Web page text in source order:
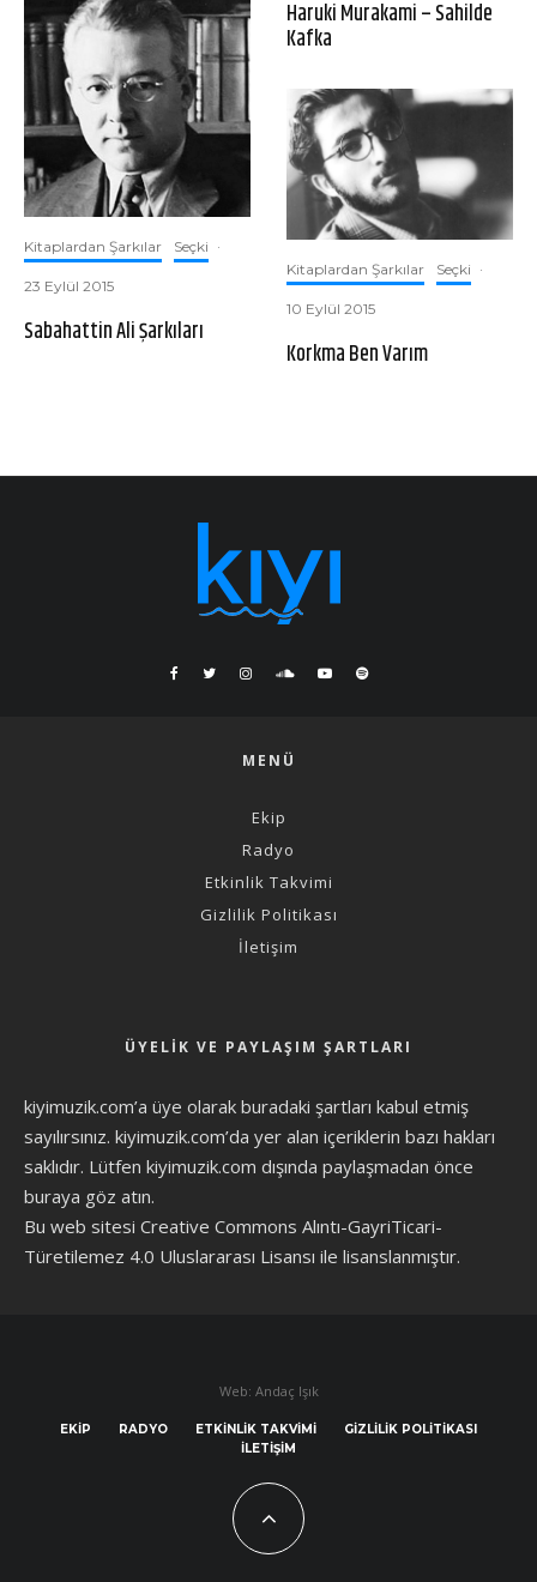
Kitaplardan Şarkılar Seçki ·
23 Eylül 2015
Sabahattin Ali Şarkıları
Haruki Murakami – Sahilde
Kafka
Kitaplardan Şarkılar Seçki ·
10 Eylül 2015
Korkma Ben Varım
MENÜ
Ekip
Radyo
Etkinlik Takvimi
Gizlilik Politikası
İletişim
ÜYELIK VE PAYLAŞIM ŞARTLARI
kiyimuzik.com’a üye olarak buradaki şartları kabul etmiş
sayılırsınız. kiyimuzik.com’da yer alan içeriklerin bazı hakları
saklıdır. Lütfen kiyimuzik.com dışında paylaşmadan önce
buraya göz atın.
Bu web sitesi Creative Commons Alıntı-GayriTicari-
Türetilemez 4.0 Uluslararası Lisansı ile lisanslanmıştır.
Web: Andaç Işık
EKIP RADYO ETKINLIK TAKVIMI
GIZLILIK POLITIKASI
İLETIŞIM